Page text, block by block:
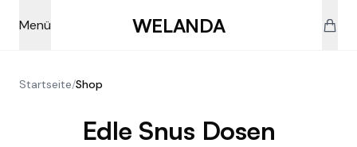
Menü
WELANDA
Startseite/Shop
Edle Snus Dosen